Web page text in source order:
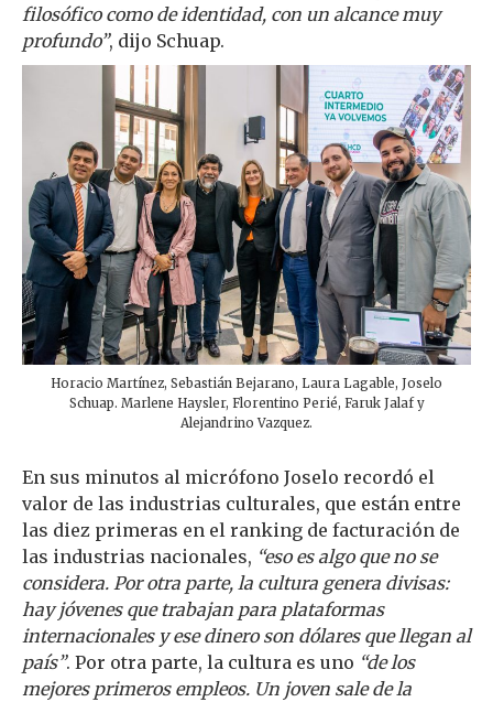
filosófico como de identidad, con un alcance muy
profundo”, dijo Schuap.
Horacio Martínez, Sebastián Bejarano, Laura Lagable, Joselo
Schuap. Marlene Haysler, Florentino Perié, Faruk Jalaf y
Alejandrino Vazquez.
En sus minutos al micrófono Joselo recordó el
valor de las industrias culturales, que están entre
las diez primeras en el ranking de facturación de
las industrias nacionales, “eso es algo que no se
considera. Por otra parte, la cultura genera divisas:
hay jóvenes que trabajan para plataformas
internacionales y ese dinero son dólares que llegan al
país”. Por otra parte, la cultura es uno “de los
mejores primeros empleos. Un joven sale de la